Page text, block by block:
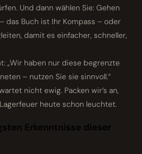
Und dann wählen Sie: Gehen
das Buch ist Ihr Kompass – oder
damit es einfacher, schneller,
„Wir haben nur diese begrenzte
– nutzen Sie sie sinnvoll.“
nicht ewig. Packen wir’s an,
heute schon leuchtet.
Erkenntnisse dieser